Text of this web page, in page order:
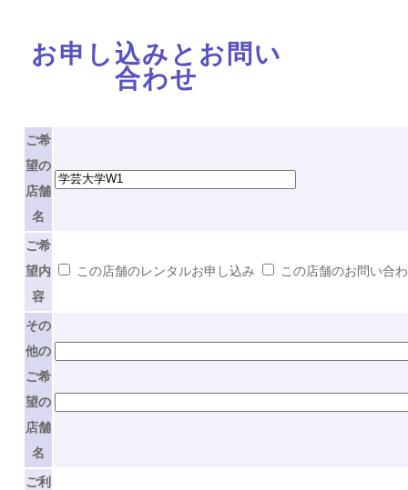
お申し込みとお問い
合わせ
ご希
望の
店舗
名
ご希
望内
容
この店舗のレンタルお申し込み この店舗のお問い合
その
他の
ご希
望の
店舗
名
ご利